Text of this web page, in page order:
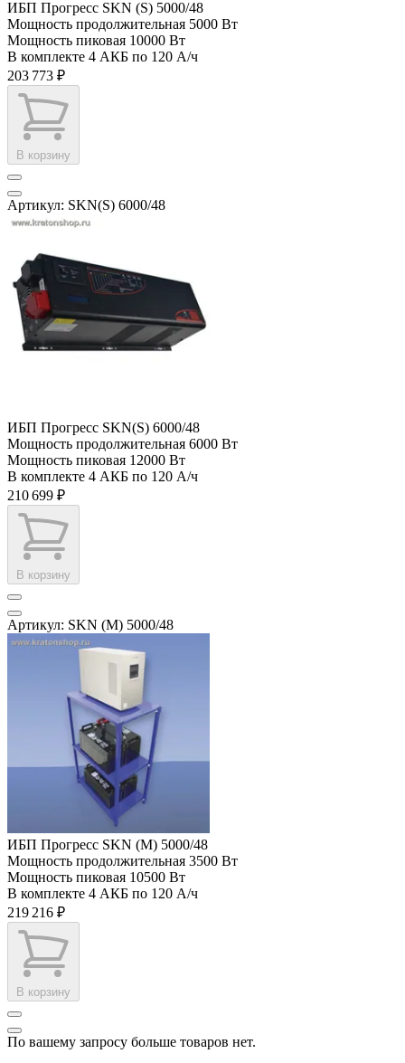
ИБП Прогресс SKN (S) 5000/48
Мощность продолжительная 5000 Вт
Мощность пиковая 10000 Вт
В комплекте 4 АКБ по 120 А/ч
203 773 ₽
В корзину
Артикул: SKN(S) 6000/48
ИБП Прогресс SKN(S) 6000/48
Мощность продолжительная 6000 Вт
Мощность пиковая 12000 Вт
В комплекте 4 АКБ по 120 А/ч
210 699 ₽
В корзину
Артикул: SKN (M) 5000/48
ИБП Прогресс SKN (M) 5000/48
Мощность продолжительная 3500 Вт
Мощность пиковая 10500 Вт
В комплекте 4 АКБ по 120 А/ч
219 216 ₽
В корзину
По вашему запросу больше товаров нет.